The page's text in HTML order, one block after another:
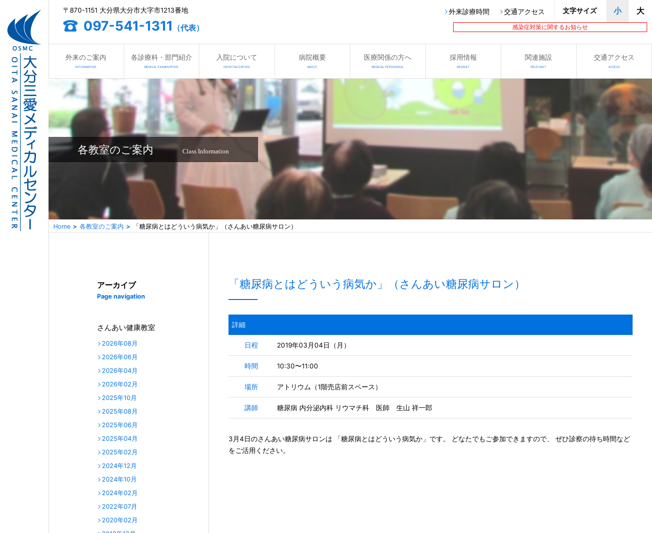
感染症対策に関するお知らせ
〒870-1151 大分県大分市大字市1213番地
097-541-1311 （代表）
外来診療時間 交通アクセス 文字サイズ 小 大
外来のご案内
INFORMATION
各診療科・部門紹介
MEDICAL EXAMINATION
入院について
HOSPITALIZATION
病院概要
ABOUT
医療関係の方へ
MEDICAL PERSONNAL
採用情報
RECRUIT
関連施設
RELEVANT
交通アクセス
ACCESS
各教室のご案内 Class Information
Home 各教室のご案内 「糖尿病とはどういう病気か」（さんあい糖尿病サロン）
アーカイブ
Page navigation
さんあい健康教室
2026年08月
2026年06月
2026年04月
2026年02月
2025年10月
2025年08月
2025年06月
2025年04月
2025年02月
2024年12月
2024年10月
2024年02月
2022年07月
2020年02月
「糖尿病とはどういう病気か」（さんあい糖尿病サロン）
詳細
日程 2019年03月04日（月）
時間 10:30〜11:00
場所 アトリウム（1階売店前スペース）
講師 糖尿病 内分泌内科 リウマチ科 医師 生山 祥一郎
3月4日のさんあい糖尿病サロンは 「糖尿病とはどういう病気か」です。 どなたでもご参加できますので、 ぜひ診察の待ち時間など
をご活用ください。